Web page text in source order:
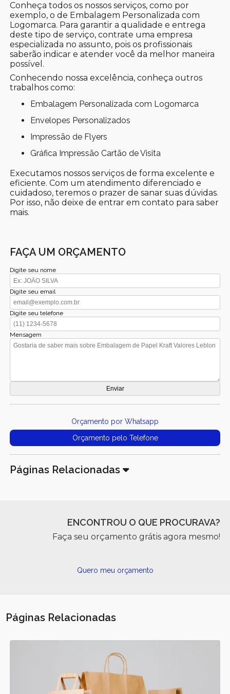
Conheça todos os nossos serviços, como por
exemplo, o de Embalagem Personalizada com
Logomarca. Para garantir a qualidade e entrega
deste tipo de serviço, contrate uma empresa
especializada no assunto, pois os profissionais
saberão indicar e atender você da melhor maneira
possível.
Conhecendo nossa excelência, conheça outros
trabalhos como:
Embalagem Personalizada com Logomarca
Envelopes Personalizados
Impressão de Flyers
Gráfica Impressão Cartão de Visita
Executamos nossos serviços de forma excelente e
eficiente. Com um atendimento diferenciado e
cuidadoso, teremos o prazer de sanar suas dúvidas.
Por isso, não deixe de entrar em contato para saber
mais.
FAÇA UM ORÇAMENTO
Digite seu nome
Digite seu email
Digite seu telefone
Mensagem
Orçamento por Whatsapp
Orçamento pelo Telefone
Páginas Relacionadas
ENCONTROU O QUE PROCURAVA?
Faça seu orçamento grátis agora mesmo!
Quero meu orçamento
Páginas Relacionadas